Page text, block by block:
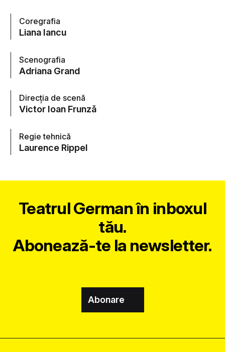
Coregrafia
Liana Iancu
Scenografia
Adriana Grand
Direcţia de scenă
Victor Ioan Frunză
Regie tehnică
Laurence Rippel
Teatrul German în inboxul
tău.
Abonează-te la newsletter.
Abonare